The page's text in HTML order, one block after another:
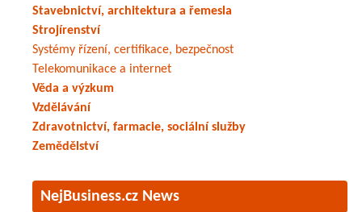
Stavebnictví, architektura a řemesla
Strojírenství
Systémy řízení, certifikace, bezpečnost
Telekomunikace a internet
Věda a výzkum
Vzdělávání
Zdravotnictví, farmacie, sociální služby
Zemědělství
NejBusiness.cz News